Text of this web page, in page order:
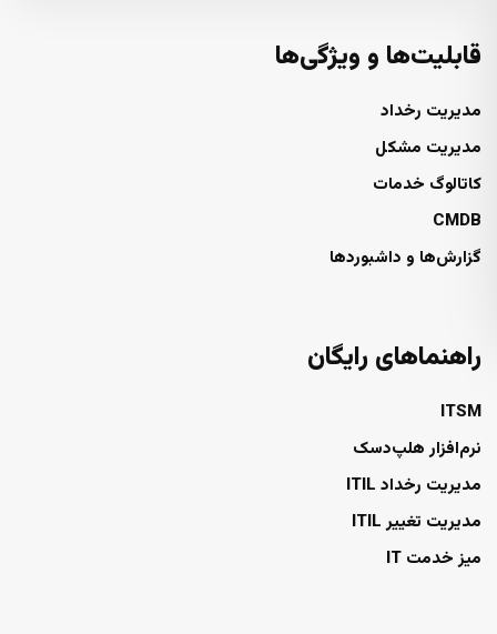
قابلیت‌ها و ویژگی‌ها
مدیریت رخداد
مدیریت مشکل
کاتالوگ خدمات
CMDB
گزارش‌ها و داشبوردها
راهنماهای رایگان
ITSM
نرم‌افزار هلپ‌دسک
مدیریت رخداد ITIL
مدیریت تغییر ITIL
میز خدمت IT